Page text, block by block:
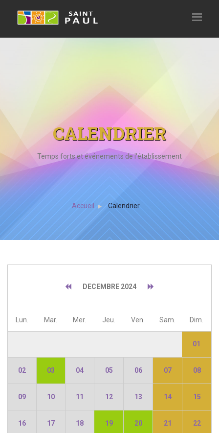
CALENDRIER
Temps forts et événements de l'établissement
Accueil Calendrier
DECEMBRE 2024
Lun. Mar. Mer. Jeu. Ven. Sam. Dim.
01
02 03 04 05 06 07 08
09 10 11 12 13 14 15
16 17 18 19 20 21 22